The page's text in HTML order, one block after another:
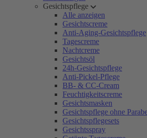
Gesichtspflege
Alle anzeigen
Gesichtscreme
Anti-Aging-Gesichtspflege
Tagescreme
Nachtcreme
Gesichtsöl
24h-Gesichtspflege
Anti-Pickel-Pflege
BB- & CC-Cream
Feuchtigkeitscreme
Gesichtsmasken
Gesichtspflege ohne
Gesichtspflegesets
Gesichtsspray